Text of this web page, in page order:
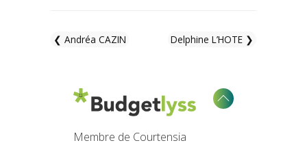
❮ Andréa CAZIN Delphine L’HOTE ❯
Membre de Courtensia